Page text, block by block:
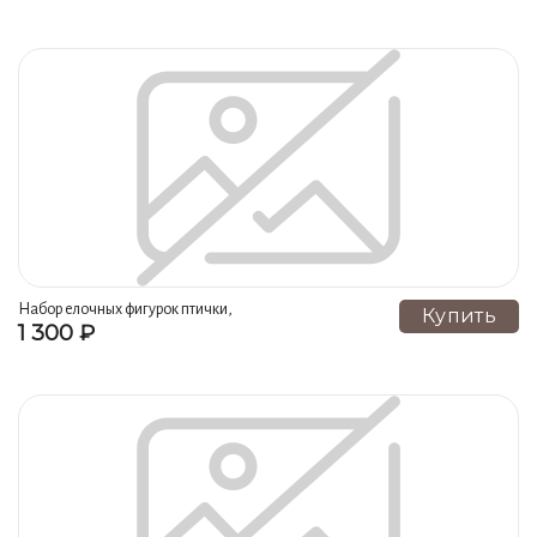
Набор елочных фигурок птички,
елочка
1 300 ₽
Купить